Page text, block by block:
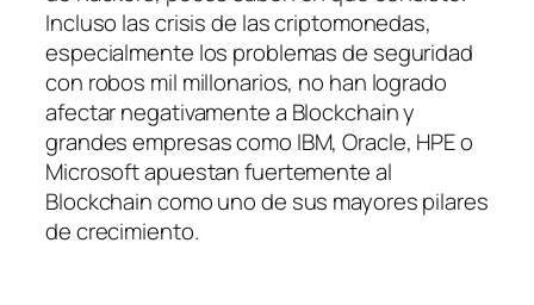
Incluso las crisis de las criptomonedas,
especialmente los problemas de seguridad
con robos mil millonarios, no han logrado
afectar negativamente a Blockchain y
grandes empresas como IBM, Oracle, HPE o
Microsoft apuestan fuertemente al
Blockchain como uno de sus mayores pilares
de crecimiento.